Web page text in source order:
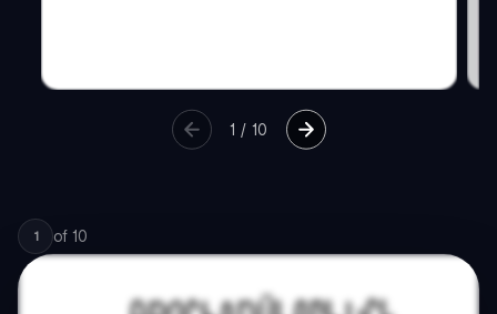
1 / 10
1 of 10